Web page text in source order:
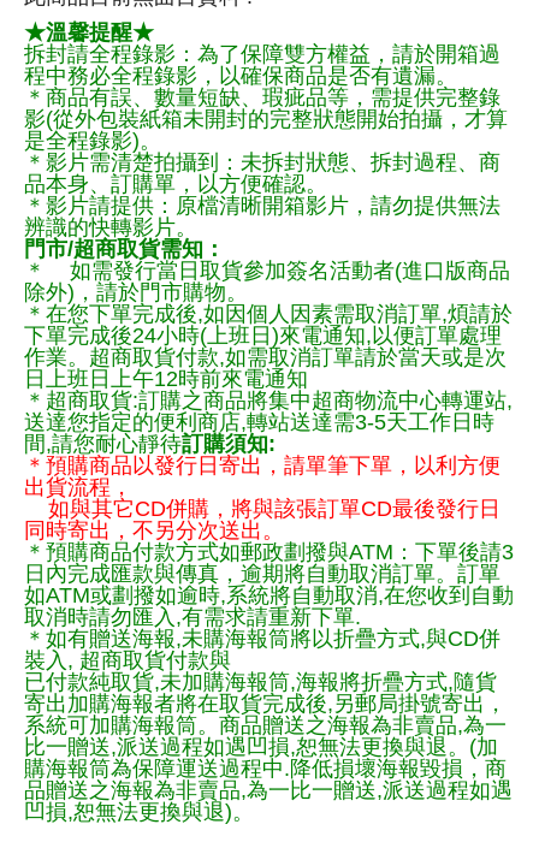
★溫馨提醒★
拆封請全程錄影：為了保障雙方權益，請於開箱過
程中務必全程錄影，以確保商品是否有遺漏。
＊商品有誤、數量短缺、瑕疵品等，需提供完整錄
影(從外包裝紙箱未開封的完整狀態開始拍攝，才算
是全程錄影)。
＊影片需清楚拍攝到：未拆封狀態、拆封過程、商
品本身、訂購單，以方便確認。
＊影片請提供：原檔清晰開箱影片，請勿提供無法
辨識的快轉影片。
門市/超商取貨需知：
＊ 如需發行當日取貨參加簽名活動者(進口版商品
除外)，請於門市購物。
＊在您下單完成後,如因個人因素需取消訂單,煩請於
下單完成後24小時(上班日)來電通知,以便訂單處理
作業。超商取貨付款,如需取消訂單請於當天或是次
日上班日上午12時前來電通知
＊超商取貨:訂購之商品將集中超商物流中心轉運站,
送達您指定的便利商店,轉站送達需3-5天工作日時
間,請您耐心靜待訂購須知:
＊預購商品以發行日寄出，請單筆下單，以利方便
出貨流程，
如與其它CD併購，將與該張訂單CD最後發行日
同時寄出，不另分次送出。
＊預購商品付款方式如郵政劃撥與ATM：下單後請3
日內完成匯款與傳真，逾期將自動取消訂單。訂單
如ATM或劃撥如逾時,系統將自動取消,在您收到自動
取消時請勿匯入,有需求請重新下單.
＊如有贈送海報,未購海報筒將以折疊方式,與CD併
裝入, 超商取貨付款與
已付款純取貨,未加購海報筒,海報將折疊方式,隨貨
寄出加購海報者將在取貨完成後,另郵局掛號寄出，
系統可加購海報筒。商品贈送之海報為非賣品,為一
比一贈送,派送過程如遇凹損,恕無法更換與退。(加
購海報筒為保障運送過程中.降低損壞海報毀損，商
品贈送之海報為非賣品,為一比一贈送,派送過程如遇
凹損,恕無法更換與退)。